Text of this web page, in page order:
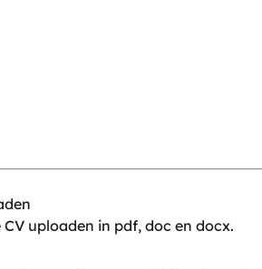
CV uploaden in pdf, doc en docx.